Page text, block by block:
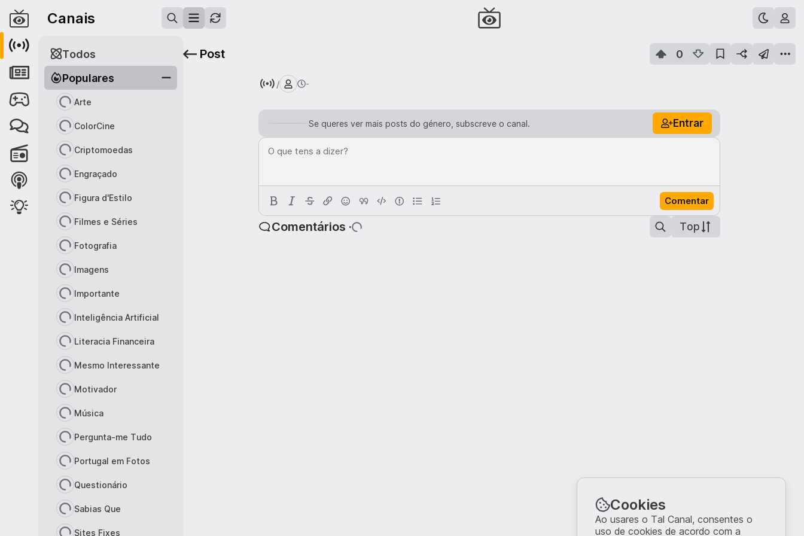
Canais
Populares
Arte
ColorCine
Criptomoedas
Engraçado
Figura d'Estilo
Filmes e Séries
Fotografia
Imagens
Importante
Inteligência Artificial
Literacia Financeira
Mesmo Interessante
Motivador
Música
Pergunta-me Tudo
Portugal em Fotos
Questionário
Sabias Que
Sites Fixes
Todos Post 0
/ -
Se queres ver mais posts do género, subscreve o canal. Entrar
O que tens a dizer?
Comentar
Comentários · Top
Cookies
Ao usares o Tal Canal, consentes o
uso de cookies de acordo com a